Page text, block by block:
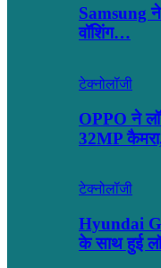
Samsung
वॉशिंग…
टेक्नोलॉजी
OPPO ने
32MP
टेक्नोलॉजी
Hyundai
के साथ हुई